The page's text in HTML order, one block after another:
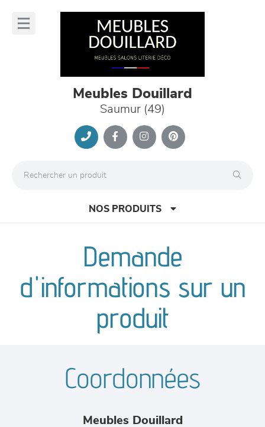
Meubles Douillard
Saumur (49)
NOS PRODUITS
canapés et fauteuils
séjours
meubles de complément
chambres et dressing
Demande
d'informations sur un
produit
Coordonnées
Meubles Douillard